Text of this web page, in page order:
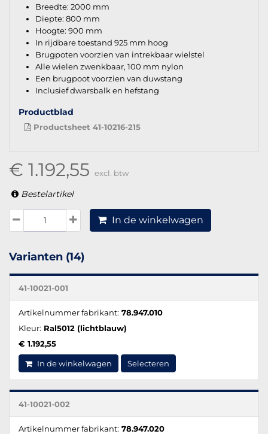
Breedte: 2000 mm
Diepte: 800 mm
Hoogte: 900 mm
In rijdbare toestand 925 mm hoog
Brugpoten voorzien van intrekbaar wielstel
Alle wielen zwenkbaar, 100 mm nylon
Een brugpoot voorzien van duwstang
Inclusief dwarsbalk en hefstang
Productblad
Productsheet 41-10216-215
€ 1.192,55 excl. btw
Bestelartikel
In de winkelwagen
Varianten (14)
41-10021-001
Artikelnummer fabrikant: 78.947.010
Kleur: Ral5012 (lichtblauw)
€ 1.192,55
In de winkelwagen Selecteren
41-10021-002
Artikelnummer fabrikant: 78.947.020